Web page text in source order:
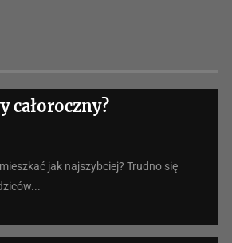
całoroczny?
jak najszybciej? Trudno się